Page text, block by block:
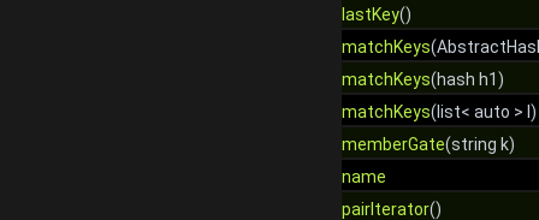
lastKey()
matchKeys
matchKeys(hash h1)
matchKeys(list< auto > l)
memberGate(string k)
name
pairIterator()